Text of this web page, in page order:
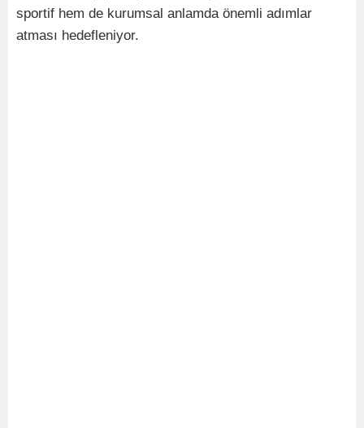
sportif hem de kurumsal anlamda önemli adımlar
atması hedefleniyor.